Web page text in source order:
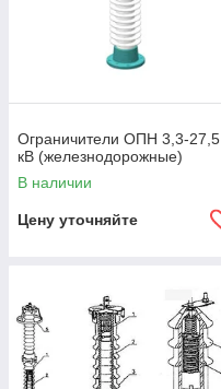
Ограничители ОПН 3,3-27,5
кВ (железнодорожные)
В наличии
Цену уточняйте